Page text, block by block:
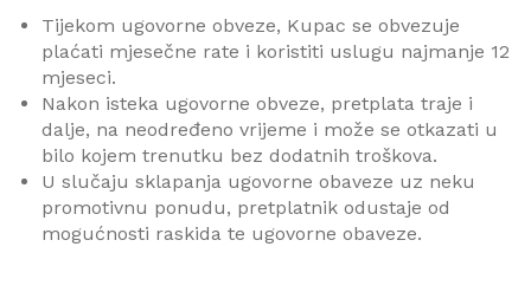
Tijekom ugovorne obveze, Kupac se obvezuje
plaćati mjesečne rate i koristiti uslugu najmanje 12
mjeseci.
Nakon isteka ugovorne obveze, pretplata traje i
dalje, na neodređeno vrijeme i može se otkazati u
bilo kojem trenutku bez dodatnih troškova.
U slučaju sklapanja ugovorne obaveze uz neku
promotivnu ponudu, pretplatnik odustaje od
mogućnosti raskida te ugovorne obaveze.